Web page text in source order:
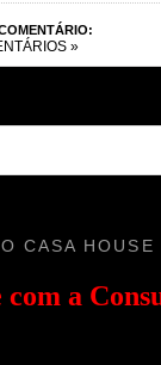
»
CASA HOUSE
com a